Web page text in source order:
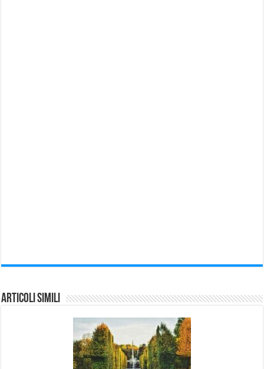
Articoli Simili